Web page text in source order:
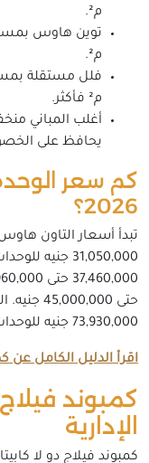
يحافظ على
كم سعر
2026؟
31,050,000 جنيه
73,930,000 جنيه للوحدات الكبيرة الجاهزة.
اقرأ الدليل الكامل عن
كمبوند
الإدارية